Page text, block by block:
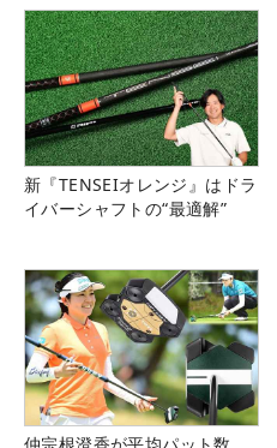
新『TENSEIオレンジ』はドラ
イバーシャフトの“最適解”